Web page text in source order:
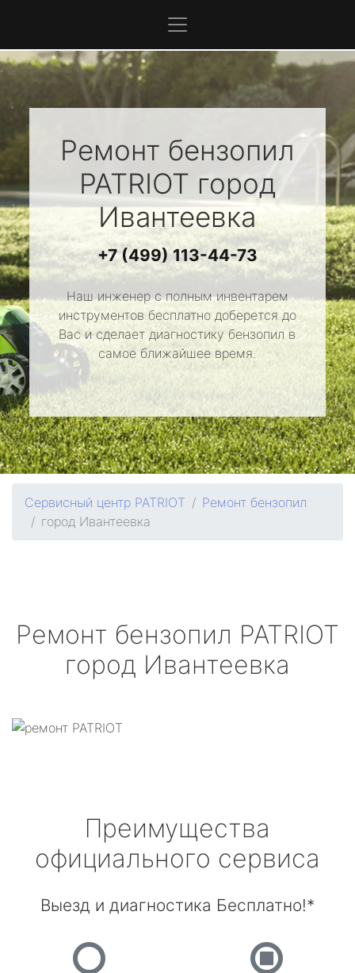
Ремонт бензопил
PATRIOT город
Ивантеевка
+7 (499) 113-44-73
Наш инженер с полным инвентарем
инструментов бесплатно доберется до
Вас и сделает диагностику бензопил в
самое ближайшее время.
Сервисный центр PATRIOT
Ремонт бензопил
город Ивантеевка
Ремонт бензопил PATRIOT
город Ивантеевка
Преимущества
официального сервиса
Выезд и диагностика Бесплатно!*